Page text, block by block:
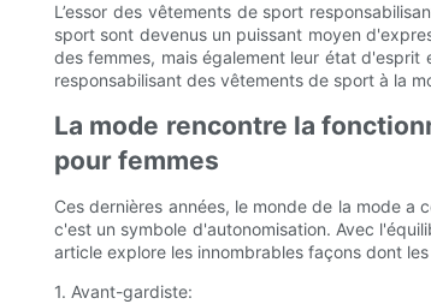
L’essor des vêtements de sport
sport sont devenus un puissant moyen
des femmes, mais également leur état
responsabilisant des vêtements de sport à la
La mode rencontre la
pour femmes
Ces dernières années, le monde de la mode a
c'est un symbole d'autonomisation. Avec
article explore les innombrables façons dont
1. Avant-gardiste: